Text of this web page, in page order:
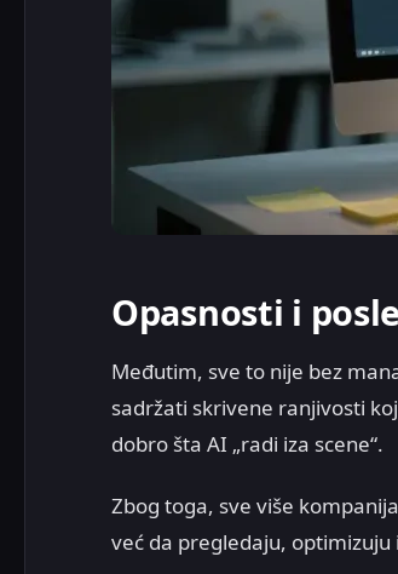
Opasnosti i
Međutim, sve to nije bez
sadržati skrivene ranjivosti
dobro šta AI „radi iza scene“.
Zbog toga, sve više
već da pregledaju,